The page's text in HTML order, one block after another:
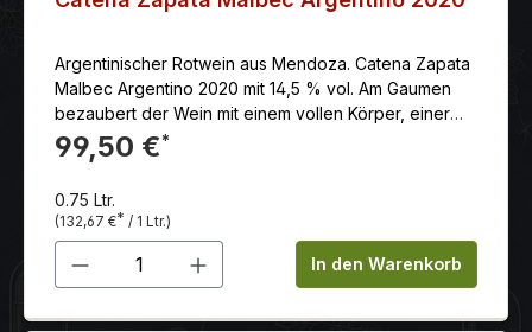
Argentinischer Rotwein aus Mendoza. Catena Zapata
Malbec Argentino 2020 mit 14,5 % vol. Am Gaumen
bezaubert der Wein mit einem vollen Körper, einer
eleganten und intensiven Frucht, einem optimal
abgestimmten Tannin-Säure-Verhältnis und einen
99,50 €*
0.75 Ltr.
(132,67 €* / 1 Ltr.)
Produkt Anzahl: Gib denIn den Warenkorb